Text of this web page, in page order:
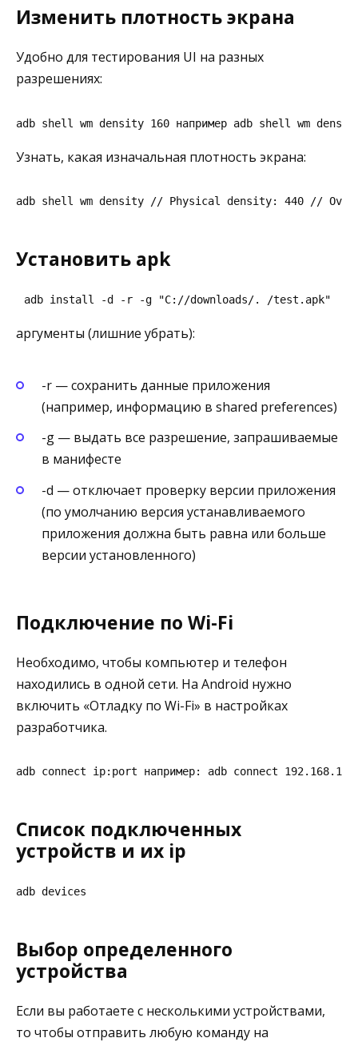
Изменить плотность экрана
Удобно для тестирования UI на разных
разрешениях:
adb shell wm density 160 например adb shell wm
Узнать, какая изначальная плотность экрана:
adb shell wm density // Physical density: 440 //
Установить apk
adb install -d -r -g "C://downloads/. /test.apk"
аргументы (лишние убрать):
-r — сохранить данные приложения
(например, информацию в shared preferences)
-g — выдать все разрешение, запрашиваемые
в манифесте
-d — отключает проверку версии приложения
(по умолчанию версия устанавливаемого
приложения должна быть равна или больше
версии установленного)
Подключение по Wi-Fi
Необходимо, чтобы компьютер и телефон
находились в одной сети. На Android нужно
включить «Отладку по Wi-Fi» в настройках
разработчика.
adb connect ip:port например: adb connect
Список подключенных
устройств и их ip
adb devices
Выбор определенного
устройства
Если вы работаете с несколькими устройствами,
то чтобы отправить любую команду на